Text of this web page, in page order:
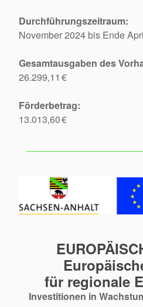
Durchführungszeitraum:
November 2024 bis Ende
Gesamtausgaben des
26.299,11 €
Förderbetrag:
13.013,60 €
für regionale
Investitionen in